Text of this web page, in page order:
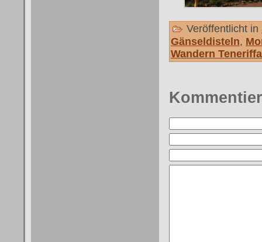
Veröffentlicht in
Gänseldisteln,
Wandern Teneriffa